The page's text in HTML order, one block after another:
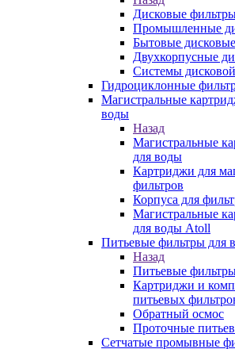
Дисковые
Промышленные
Бытовые
Двухкорпусные
Системы
Гидроциклонные
Магистральные
воды
Назад
Магистральные
для воды
Картриджи для
фильтров
Корпуса для
Магистральные
для воды Atoll
Питьевые фильтры для
Назад
Питьевые
Картриджи и
питьевых
Обратный осмос
Проточные
Сетчатые промывные